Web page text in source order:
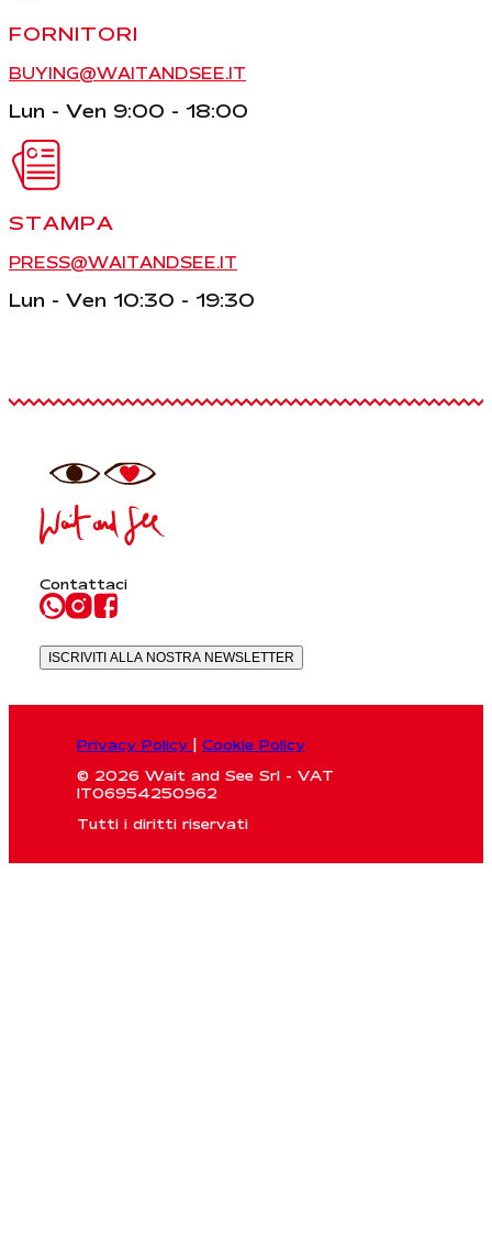
FORNITORI
BUYING@WAITANDSEE.IT
Lun - Ven 9:00 - 18:00
STAMPA
PRESS@WAITANDSEE.IT
Lun - Ven 10:30 - 19:30
Contattaci
ISCRIVITI ALLA NOSTRA NEWSLETTER
Privacy Policy
Cookie Policy
© 2026 Wait and See Srl - VAT
IT06954250962
Tutti i diritti riservati